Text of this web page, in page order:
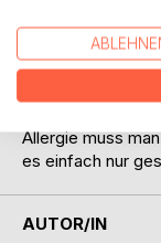
Glutenfrei kann
Das war einmal,
Allergie muss
es einfach nur
AUTOR/IN